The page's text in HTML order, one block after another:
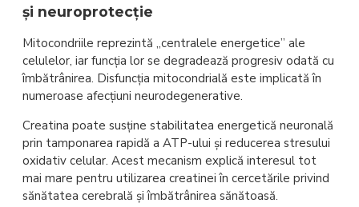
și neuroprotecție
Mitocondriile reprezintă „centralele energetice” ale
celulelor, iar funcția lor se degradează progresiv odată cu
îmbătrânirea. Disfuncția mitocondrială este implicată în
numeroase afecțiuni neurodegenerative.
Creatina poate susține stabilitatea energetică neuronală
prin tamponarea rapidă a ATP-ului și reducerea stresului
oxidativ celular. Acest mecanism explică interesul tot
mai mare pentru utilizarea creatinei în cercetările privind
sănătatea cerebrală și îmbătrânirea sănătoasă.